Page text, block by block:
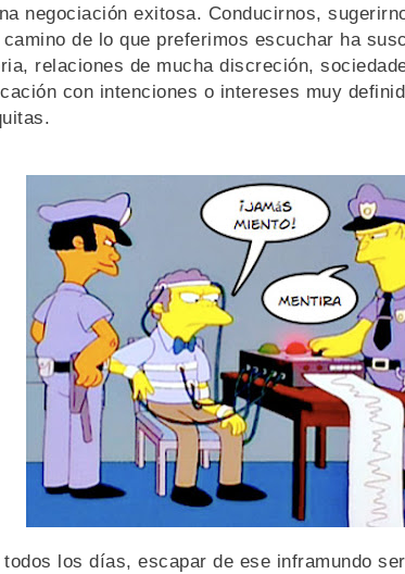
negociación exitosa. Conducirnos,
de lo que preferimos escuchar ha
relaciones de mucha discreción,
con intenciones o intereses muy
los días, escapar de ese inframundo